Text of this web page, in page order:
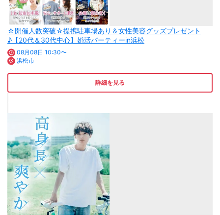
☆開催人数突破☆提携駐車場あり＆女性美容グッズプレゼント
♪【20代＆30代中心】婚活パーティーin浜松
08月08日 10:30〜
浜松市
詳細を見る